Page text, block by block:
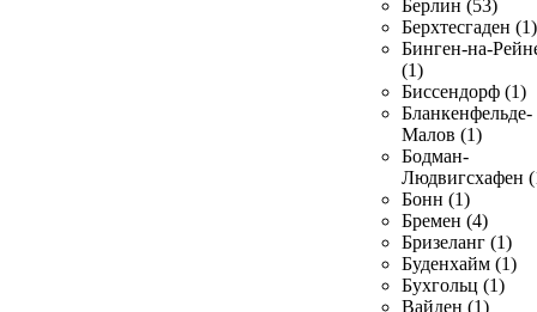
Берлин (53)
Берхтесгаден (1)
Бинген-на-
(1)
Биссендорф (1)
Бланкенфельде-
Малов (1)
Бодман-
Людвигсхафен
Бонн (1)
Бремен (4)
Бризеланг (1)
Буденхайм (1)
Бухгольц (1)
Вайден (1)